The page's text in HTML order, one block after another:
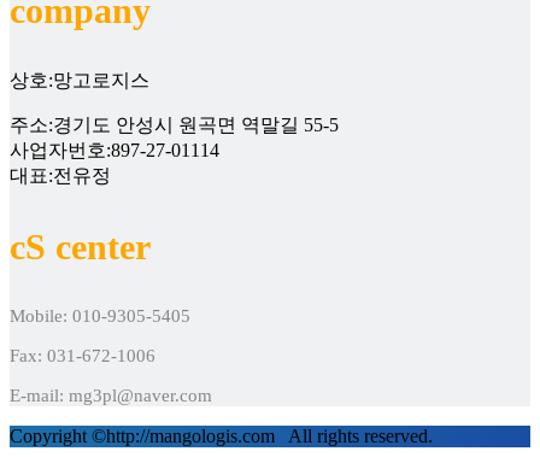
company
상호:망고로지스
주소:경기도 안성시 원곡면 역말길 55-5
사업자번호:897-27-01114
대표:전유정
cS center
Mobile: 010-9305-5405
Fax: 031-672-1006
E-mail: mg3pl@naver.com
Copyright ©http://mangologis.com All rights reserved.